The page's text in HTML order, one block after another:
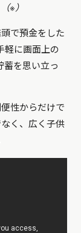
（※）
で預金をした
軽に画面上の
蓄を思い立っ
性からだけで
く、広く子供